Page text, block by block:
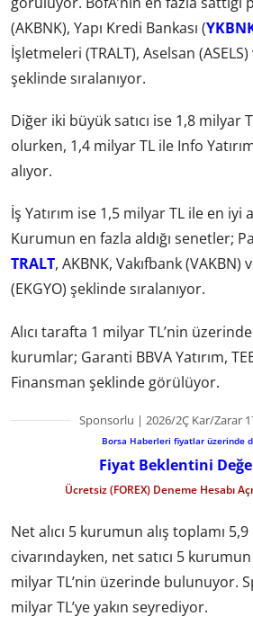
(AKBNK), Yapı Kredi Bankası (
İşletmeleri (TRALT), Aselsan (ASELS)
şeklinde sıralanıyor.
Diğer iki büyük satıcı ise 1,8 milyar
olurken, 1,4 milyar TL ile Info
alıyor.
İş Yatırım ise 1,5 milyar TL ile en iyi
Kurumun en fazla aldığı senetler;
TRALT, AKBNK, Vakıfbank (VAKBN)
(EKGYO) şeklinde sıralanıyor.
Alıcı tarafta 1 milyar TL’nin
kurumlar; Garanti BBVA Yatırım,
Finansman şeklinde görülüyor.
Sponsorlu | 2026/2Ç Kar/Zarar
Borsa Haberleri fiyatlar üzerinde
Fiyat Beklentini
Ücretsiz (FOREX) Deneme Hesabı
Net alıcı 5 kurumun alış toplamı
civarındayken, net satıcı 5
milyar TL’nin üzerinde bulunuyor.
milyar TL’ye yakın seyrediyor.